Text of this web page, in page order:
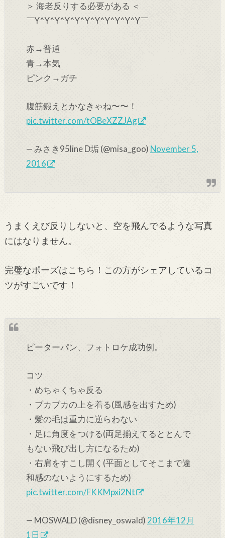
＞ 海老反りする必要がある ＜
￣Y^Y^Y^Y^Y^Y^Y^Y^Y^Y^Y￣
赤→普通
青→本気
ピンク→ガチ
腹筋鍛えとかなきゃね〜〜！
pic.twitter.com/tOBeXZZJAg
— みさき95line D垢 (@misa_goo) November 5,
2016
うまくえび反りしないと、空を飛んでるような写真
にはなりません。
完璧なポーズはこちら！この方がシェアしているコ
ツがすごいです！
ピーターパン、フォトロケ成功例。
コツ
・めちゃくちゃ反る
・ブカブカの上を着る(風感を出すため)
・髪の毛は重力に逆らわない
・足に角度をつける(両足揃えてるととんで
もない飛び出し方になるため)
・右肩をすこし開く(平面としてそこまで違
和感のないようにするため)
pic.twitter.com/FKKMpxi2Nt
— MOSWALD (@disney_oswald) 2016年12月
1日